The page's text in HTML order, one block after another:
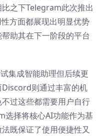
之下Telegram此次推出
方面都展现出明显优势
助其在下一阶段的平台
集成智能助理但后续更
则通过丰富的机
过这些都需要用户自行
选择将核心AI功能作为基
既保证了使用便捷性又